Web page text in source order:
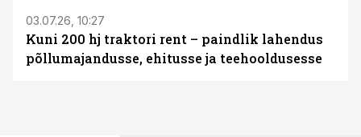
03.07.26, 10:27
Kuni 200 hj traktori rent – paindlik lahendus
põllumajandusse, ehitusse ja teehooldusesse